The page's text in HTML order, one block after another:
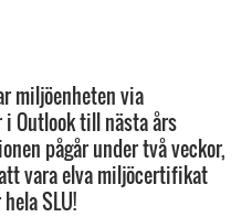
miljöenheten via
Outlook till nästa års
pågår under två veckor,
vara elva miljöcertifikat
SLU!